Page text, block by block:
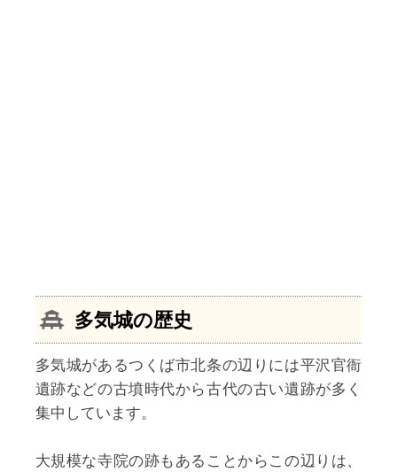
多気城の歴史
多気城があるつくば市北条の辺りには平沢官衙
遺跡などの古墳時代から古代の古い遺跡が多く
集中しています。
大規模な寺院の跡もあることからこの辺りは、